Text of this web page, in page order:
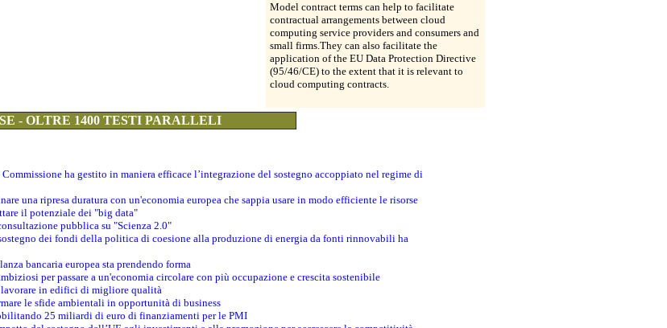
Model contract terms can help to facilitate
contractual arrangements between cloud
computing service providers and consumers and
small firms.They can also facilitate the
application of the EU Data Protection Directive
(95/46/CE) to the extent that it is relevant to
cloud computing contracts.
- OLTRE 1400 TESTI PARALLELI
ha gestito in maniera efficace l’integrazione del sostegno accoppiato nel regime di
una ripresa duratura con un'economia europea che sappia usare in modo efficiente le risorse
il potenziale dei "big data"
pubblica su "Scienza 2.0"
dei fondi della politica di coesione alla produzione di energia da fonti rinnovabili ha
bancaria europea sta prendendo forma
per passare a un'economia circolare con più occupazione e crescita sostenibile
in edifici di migliore qualità
le sfide ambientali in opportunità di business
25 miliardi di euro di finanziamenti per le PMI